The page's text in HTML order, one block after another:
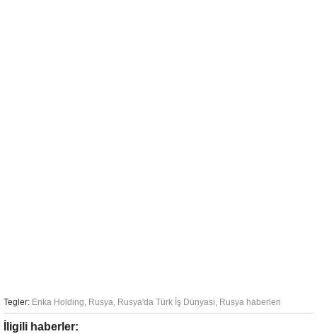
Tegler: Enka Holding, Rusya, Rusya'da Türk İş Dünyasi, Rusya haberleri
İligili haberler: